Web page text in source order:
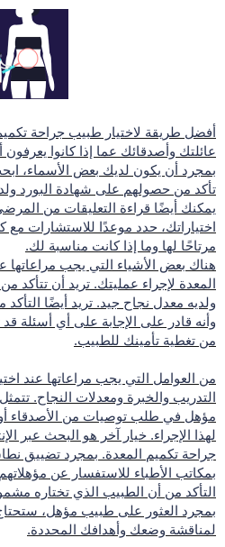
أفضل طريقة لاختيار طبيب جراحة
عائلتك وأصدقائك عما إذا كانوا
بمجرد أن يكون لديك بعض الأسماء،
تأكد من حصولهم على شهادة البورد
يمكنك أيضًا قراءة التعليقات من
اختياراتك، حدد موعدًا للاستشارات
مرتاحًا لها وما إذا كانت مناسبة لك.
هناك بعض الأشياء التي يجب مراعاتها
المعدة لإجراء عمليتك. تريد أن تتأكد
ولديه معدل نجاح جيد. تريد أيضًا
وأنه قادر على الإجابة على أي أسئلة قد
من تغطية تأمينك للطبيب.
من العوامل التي يجب مراعاتها عند
التدريب والخبرة ومعدلات النجاح.
مؤهل في طلب توصيات من الأصدقاء أو
لهذا الإجراء. خيار آخر هو البحث عبر
جراحة تكميم المعدة. بمجرد تضييق
بمكاتب الأطباء للاستفسار عن
التأكد من أن الطبيب الذي تختاره
بمجرد العثور على طبيب مؤهل،
لمناقشة وضعك وأهدافك المحددة.